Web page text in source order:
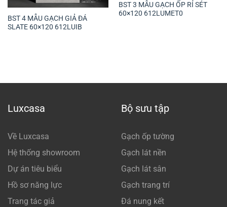
BST 4 MẪU GẠCH GIẢ ĐÁ
SLATE 60×120 612LUIB
BST 3 MẪU GẠCH ỐP RỈ SÉT
60×120 612LUMET0
Luxcasa
Về Luxcasa
Hệ thống showroom
Dự án tiêu biểu
Hồ sơ năng lực
Trang tác giả
Bộ sưu tập
Gạch ốp tường
Gạch lát nền
Gạch lát sân
Gạch trang trí
Đá nung kết